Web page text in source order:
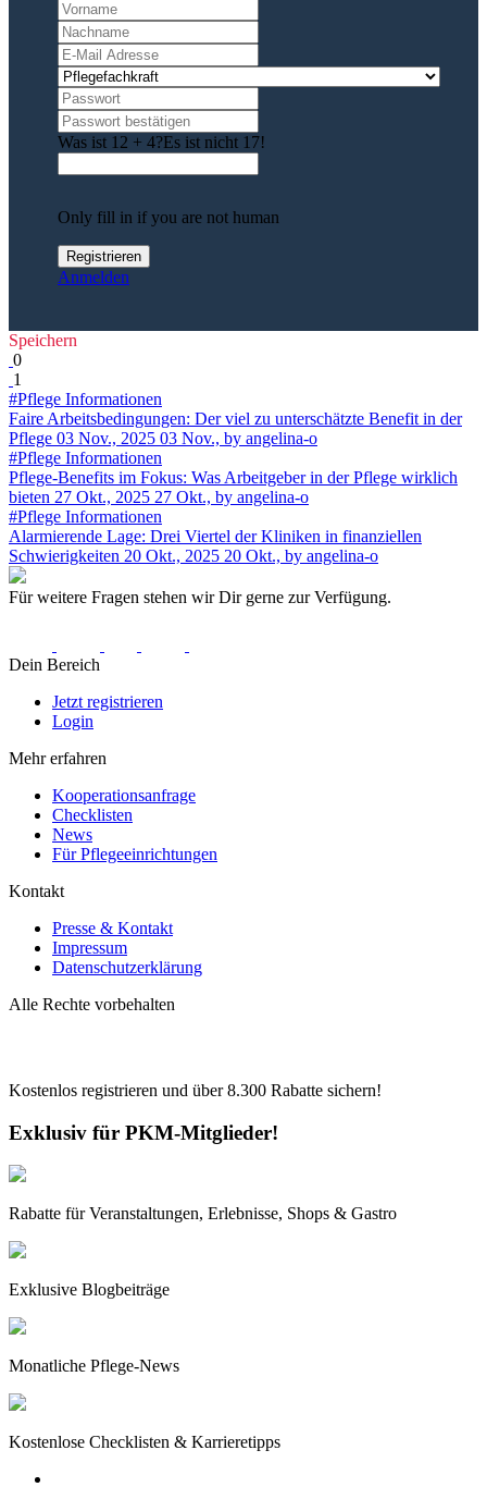
Was ist 12 + 4?Es ist nicht 17!
Only fill in if you are not human
Anmelden
Speichern
0
1
#Pflege Informationen
Faire Arbeitsbedingungen: Der viel zu unterschätzte Benefit in der
Pflege 03 Nov., 2025 03 Nov., by angelina-o
#Pflege Informationen
Pflege-Benefits im Fokus: Was Arbeitgeber in der Pflege wirklich
bieten 27 Okt., 2025 27 Okt., by angelina-o
#Pflege Informationen
Alarmierende Lage: Drei Viertel der Kliniken in finanziellen
Schwierigkeiten 20 Okt., 2025 20 Okt., by angelina-o
Für weitere Fragen stehen wir Dir gerne zur Verfügung.
Dein Bereich
Jetzt registrieren
Login
Mehr erfahren
Kooperationsanfrage
Checklisten
News
Für Pflegeeinrichtungen
Kontakt
Presse & Kontakt
Impressum
Datenschutzerklärung
Alle Rechte vorbehalten
Kostenlos registrieren und über8.300 Rabatte sichern!
Exklusiv für PKM-Mitglieder!
Rabatte für Veranstaltungen, Erlebnisse, Shops & Gastro
Exklusive Blogbeiträge
Monatliche Pflege-News
Kostenlose Checklisten & Karrieretipps